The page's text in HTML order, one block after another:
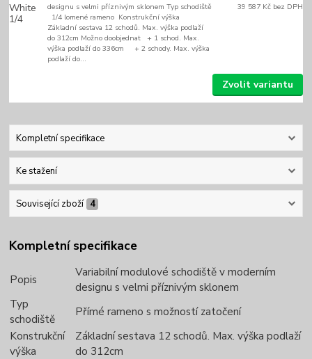
designu s velmi příznivým sklonem Typ schodiště
1/4 lomené rameno Konstrukční výška
Základní sestava 12 schodů. Max. výška podlaží
do 312cm Možno doobjednat + 1 schod. Max.
výška podlaží do 336cm + 2 schody. Max. výška
podlaží do...
39 587 Kč bez DPH
Zvolit variantu
Kompletní specifikace
Ke stažení
Související zboží 4
Kompletní specifikace
Popis
Variabilní modulové schodiště v moderním
designu s velmi příznivým sklonem
Typ
schodiště
Přímé rameno s možností zatočení
Konstrukční
výška
Základní sestava 12 schodů. Max. výška podlaží
do 312cm